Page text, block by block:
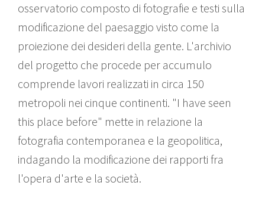
osservatorio composto di fotografie e testi sulla
modificazione del paesaggio visto come la
proiezione dei desideri della gente. L'archivio
del progetto che procede per accumulo
comprende lavori realizzati in circa 150
metropoli nei cinque continenti. "I have seen
this place before" mette in relazione la
fotografia contemporanea e la geopolitica,
indagando la modificazione dei rapporti fra
l'opera d'arte e la società.